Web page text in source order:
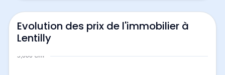
Evolution des prix de l'immobilier à
Lentilly